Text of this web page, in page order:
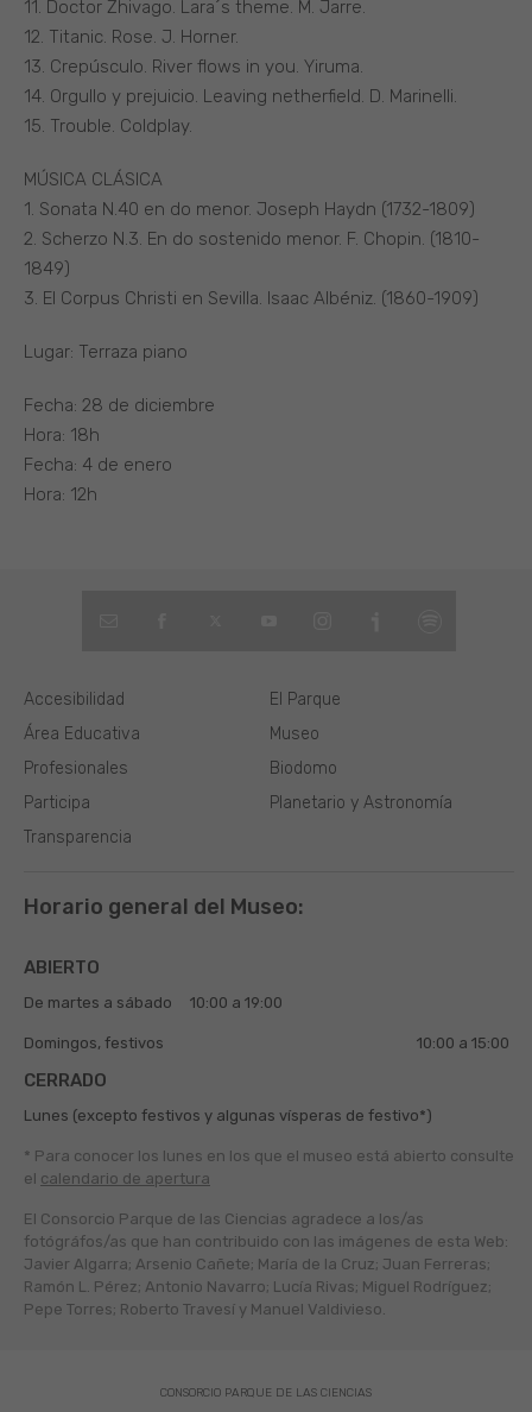
11. Doctor Zhivago. Lara´s theme. M. Jarre.
12. Titanic. Rose. J. Horner.
13. Crepúsculo. River flows in you. Yiruma.
14. Orgullo y prejuicio. Leaving netherfield. D. Marinelli.
15. Trouble. Coldplay.
MÚSICA CLÁSICA
1. Sonata N.40 en do menor. Joseph Haydn (1732-1809)
2. Scherzo N.3. En do sostenido menor. F. Chopin. (1810-
1849)
3. El Corpus Christi en Sevilla. Isaac Albéniz. (1860-1909)
Lugar: Terraza piano
Fecha: 28 de diciembre
Hora: 18h
Fecha: 4 de enero
Hora: 12h
El Parque
Museo
Biodomo
Planetario y Astronomía
Área Educativa
Profesionales
Participa
Transparencia
Accesibilidad
Horario general del Museo:
ABIERTO
De martes a sábado 10:00 a 19:00
Domingos, festivos 10:00 a 15:00
CERRADO
Lunes (excepto festivos y algunas vísperas de festivo*)
* Para conocer los lunes en los que el museo está abierto consulte
el calendario de apertura
El Consorcio Parque de las Ciencias agradece a los/as
fotógráfos/as que han contribuido con las imágenes de esta Web:
Javier Algarra; Arsenio Cañete; María de la Cruz; Juan Ferreras;
Ramón L. Pérez; Antonio Navarro; Lucía Rivas; Miguel Rodríguez;
Pepe Torres; Roberto Travesí y Manuel Valdivieso.
CONSORCIO PARQUE DE LAS CIENCIAS